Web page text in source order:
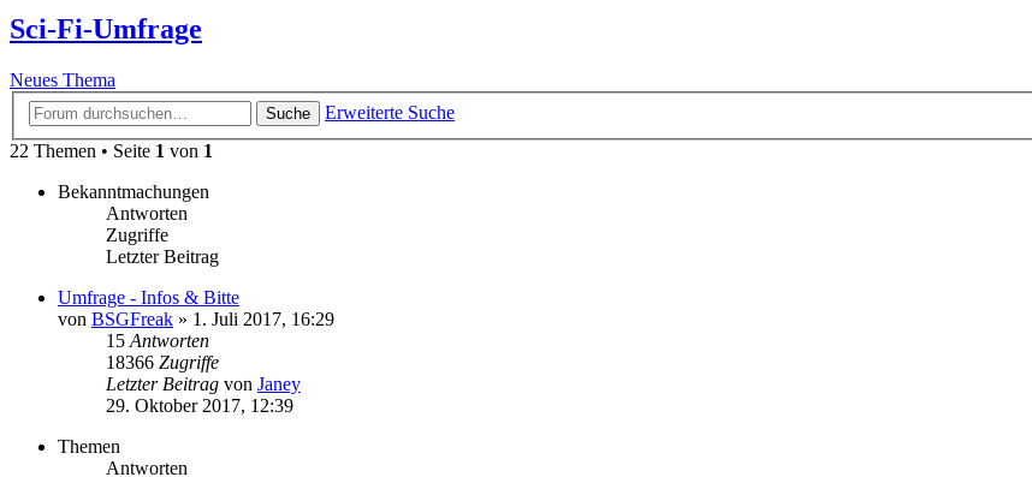
Sci-Fi-Umfrage
Neues Thema
Suche
Erweiterte Suche
22 Themen • Seite 1 von 1
Bekanntmachungen
Antworten
Zugriffe
Letzter Beitrag
Umfrage - Infos & Bitte
von BSGFreak » 1. Juli 2017, 16:29
15 Antworten
18366 Zugriffe
Letzter Beitrag von Janey
29. Oktober 2017, 12:39
Themen
Antworten